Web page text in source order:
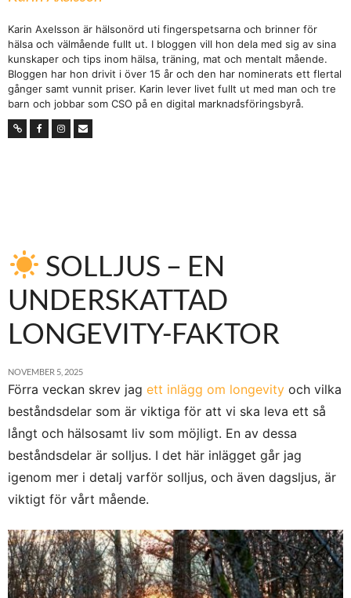
Karin Axelsson är hälsonörd uti fingerspetsarna och brinner för
hälsa och välmående fullt ut. I bloggen vill hon dela med sig av sina
kunskaper och tips inom hälsa, träning, mat och mentalt mående.
Bloggen har hon drivit i över 15 år och den har nominerats ett flertal
gånger samt vunnit priser. Karin lever livet fullt ut med man och tre
barn och jobbar som CSO på en digital marknadsföringsbyrå.
SOLLJUS – EN
UNDERSKATTAD
LONGEVITY-FAKTOR
NOVEMBER 5, 2025
Förra veckan skrev jag ett inlägg om longevity och vilka
beståndsdelar som är viktiga för att vi ska leva ett så
långt och hälsosamt liv som möjligt. En av dessa
beståndsdelar är solljus. I det här inlägget går jag
igenom mer i detalj varför solljus, och även dagsljus, är
viktigt för vårt mående.